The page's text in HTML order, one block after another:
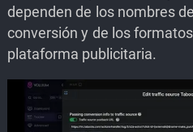
dependen de los nombres
conversión y de los
plataforma publicitaria.